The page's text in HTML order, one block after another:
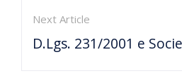
Next Article
D.Lgs. 231/2001 e